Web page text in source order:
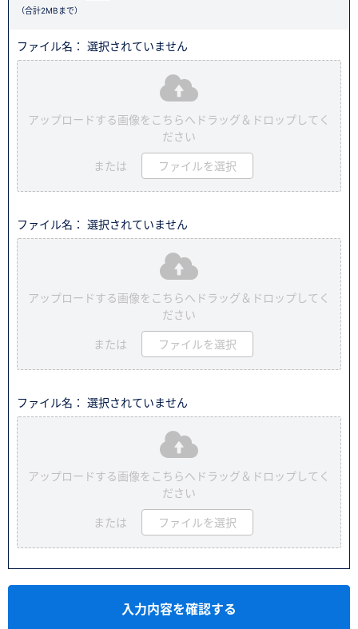
（合計2MBまで）
ファイル名： 選択されていません
アップロードする画像をこちらへドラッグ＆ドロップしてく
ださい
または ファイルを選択
ファイル名： 選択されていません
アップロードする画像をこちらへドラッグ＆ドロップしてく
ださい
または ファイルを選択
ファイル名： 選択されていません
アップロードする画像をこちらへドラッグ＆ドロップしてく
ださい
または ファイルを選択
入力内容を確認する